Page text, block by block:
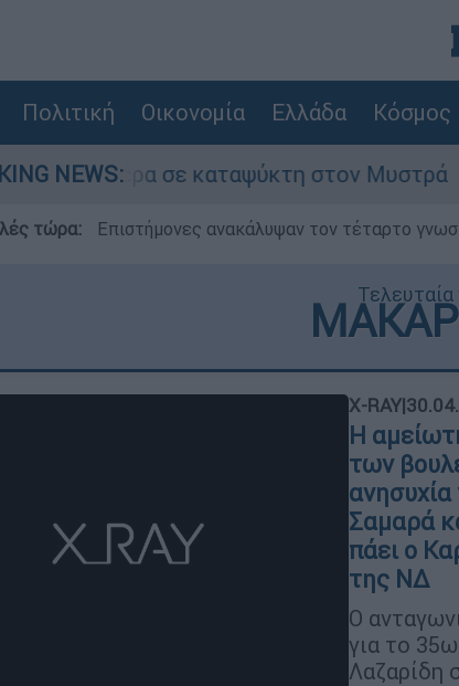
Πολιτική Οικονομία Ελλάδα Κόσμος
NEWS:
καταψύκτη στον Μυστρά
τώρα: Επιστήμονες ανακάλυψαν τον τέταρτο
Τελευταία
X-RAY|
Η
των
ανησυχία
Σαμαρά
πάει ο
της ΝΔ
Ο
για το
Λαζαρίδη